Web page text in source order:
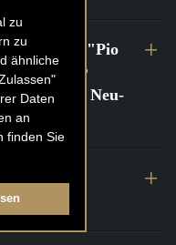
zu
zu
ähnliche
Daten
an
finden Sie
Dinner "Pio
Boffa @
Neu-